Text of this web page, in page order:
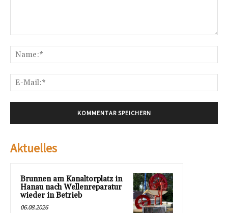
Aktuelles
Brunnen am Kanaltorplatz in
Hanau nach Wellenreparatur
wieder in Betrieb
06.08.2026